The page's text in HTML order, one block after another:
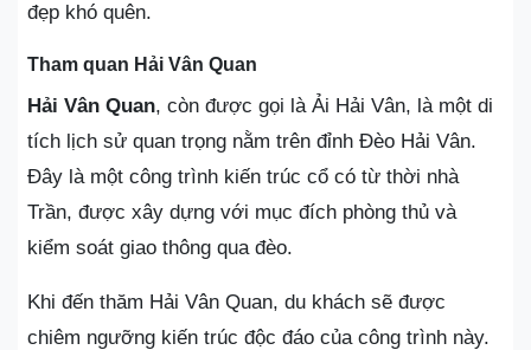
đẹp khó quên.
Tham quan Hải Vân Quan
Hải Vân Quan, còn được gọi là Ải Hải Vân, là một di
tích lịch sử quan trọng nằm trên đỉnh Đèo Hải Vân.
Đây là một công trình kiến trúc cổ có từ thời nhà
Trần, được xây dựng với mục đích phòng thủ và
kiểm soát giao thông qua đèo.
Khi đến thăm Hải Vân Quan, du khách sẽ được
chiêm ngưỡng kiến trúc độc đáo của công trình này.